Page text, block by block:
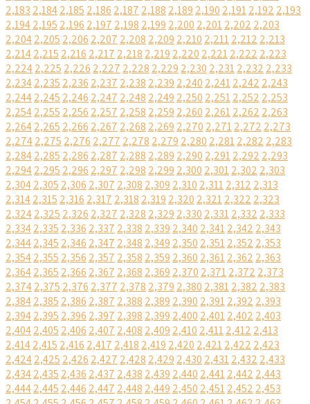
2,183 2,1842,185 2,186 2,187 2,188 2,189 2,190 2,1912,192 2,193
2,1942,195 2,196 2,197 2,198 2,199 2,200 2,2012,202 2,203
2,2042,205 2,206 2,207 2,208 2,209 2,210 2,2112,212 2,213
2,2142,215 2,216 2,217 2,218 2,219 2,220 2,2212,222 2,223
2,2242,225 2,226 2,227 2,228 2,229 2,230 2,2312,232 2,233
2,2342,235 2,236 2,237 2,238 2,239 2,240 2,2412,242 2,243
2,2442,245 2,246 2,247 2,248 2,249 2,250 2,2512,252 2,253
2,2542,255 2,256 2,257 2,258 2,259 2,260 2,2612,262 2,263
2,2642,265 2,266 2,267 2,268 2,269 2,270 2,2712,272 2,273
2,2742,275 2,276 2,277 2,278 2,279 2,280 2,2812,282 2,283
2,2842,285 2,286 2,287 2,288 2,289 2,290 2,2912,292 2,293
2,2942,295 2,296 2,297 2,298 2,299 2,300 2,3012,302 2,303
2,3042,305 2,306 2,307 2,308 2,309 2,310 2,3112,312 2,313
2,3142,315 2,316 2,317 2,318 2,319 2,320 2,3212,322 2,323
2,3242,325 2,326 2,327 2,328 2,329 2,330 2,3312,332 2,333
2,3342,335 2,336 2,337 2,338 2,339 2,340 2,3412,342 2,343
2,3442,345 2,346 2,347 2,348 2,349 2,350 2,3512,352 2,353
2,3542,355 2,356 2,357 2,358 2,359 2,360 2,3612,362 2,363
2,3642,365 2,366 2,367 2,368 2,369 2,370 2,3712,372 2,373
2,3742,375 2,376 2,377 2,378 2,379 2,380 2,3812,382 2,383
2,3842,385 2,386 2,387 2,388 2,389 2,390 2,3912,392 2,393
2,3942,395 2,396 2,397 2,398 2,399 2,400 2,4012,402 2,403
2,4042,405 2,406 2,407 2,408 2,409 2,410 2,4112,412 2,413
2,4142,415 2,416 2,417 2,418 2,419 2,420 2,4212,422 2,423
2,4242,425 2,426 2,427 2,428 2,429 2,430 2,4312,432 2,433
2,4342,435 2,436 2,437 2,438 2,439 2,440 2,4412,442 2,443
2,4442,445 2,446 2,447 2,448 2,449 2,450 2,4512,452 2,453